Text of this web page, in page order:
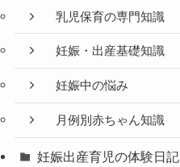
乳児保育の専門知識
妊娠・出産基礎知識
妊娠中の悩み
月例別赤ちゃん知識
妊娠出産育児の体験日記